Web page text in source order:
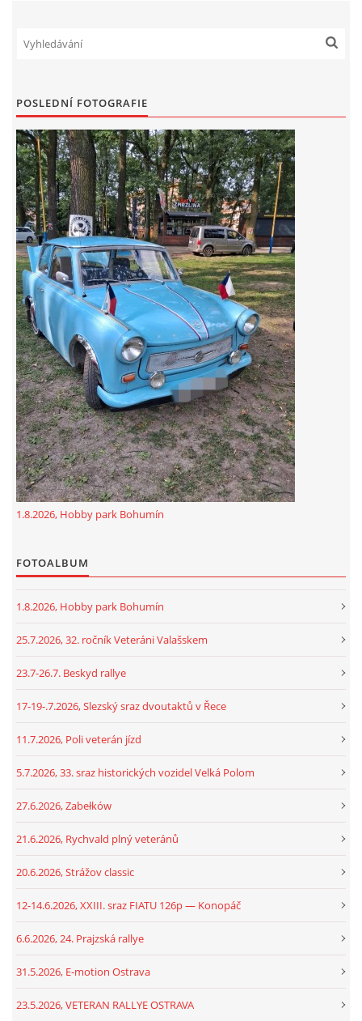
POSLEDNÍ FOTOGRAFIE
1.8.2026, Hobby park Bohumín
FOTOALBUM
1.8.2026, Hobby park Bohumín
25.7.2026, 32. ročník Veteráni Valašskem
23.7-26.7. Beskyd rallye
17-19-.7.2026, Slezský sraz dvoutaktů v Řece
11.7.2026, Poli veterán jízd
5.7.2026, 33. sraz historických vozidel Velká Polom
27.6.2026, Zabełków
21.6.2026, Rychvald plný veteránů
20.6.2026, Strážov classic
12-14.6.2026, XXIII. sraz FIATU 126p — Konopáč
6.6.2026, 24. Prajzská rallye
31.5.2026, E-motion Ostrava
23.5.2026, VETERAN RALLYE OSTRAVA